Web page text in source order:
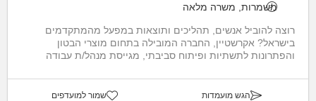
משמרות, משרה מלאה
רוצה להוביל אנשים, תהליכים ותוצאות במפעל מהמתקדמים
בישראל? אקרשטיין, החברה המובילה בתחום מוצרי הבטון
והפתרונות לתשתיות ופיתוח סביבתי, מגייסת מנהל/ת עבודה
הגש מועמדות שמור למועדפים